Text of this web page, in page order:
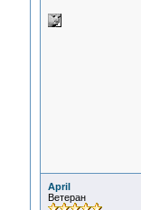
April
Ветеран